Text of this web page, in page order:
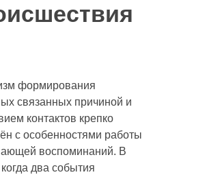
формирования
связанных причиной и
контактов крепко
с особенностями работы
воспоминаний. В
два события